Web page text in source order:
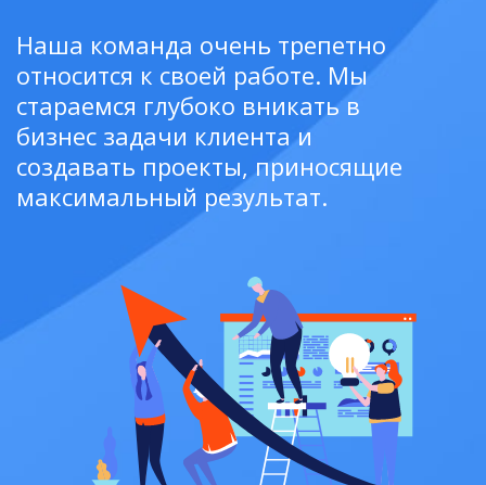
Наша команда очень трепетно
относится к своей работе. Мы
стараемся глубоко вникать в
бизнес задачи клиента и
создавать проекты, приносящие
максимальный результат.